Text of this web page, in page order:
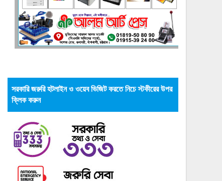
সরকারি জরুরি হটলাইন ও ওয়েব ভিজিট করতে নিচে স্টকীরের উপর
ক্লিক করুন